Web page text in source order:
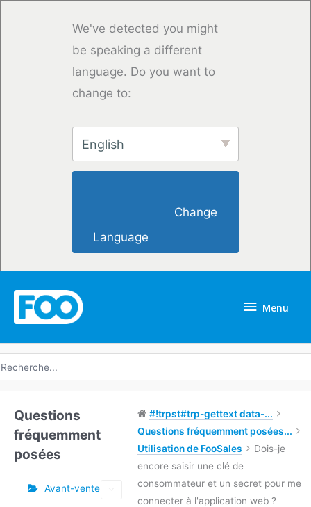
We've detected you might
be speaking a different
language. Do you want to
change to:
English
Language
Menu
Questions
fréquemment
posées
Avant-vente
#!trpst#trp-gettext data-...
Questions fréquemment posées...
Utilisation de FooSales
Dois-je
encore saisir une clé de
consommateur et un secret pour me
connecter à l'application web ?